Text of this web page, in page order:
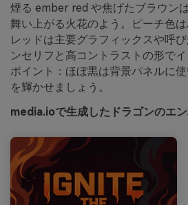
煙る ember red や焦げたブラウン
舞い上がる火花のよう。ピーチ色
レッドは主要グラフィックスや呼
ンセリフと高コントラストの形でイ
ポイント：ほぼ黒は背景パネルに
を輝かせましょう。
media.ioで生成したドラゴンのエ